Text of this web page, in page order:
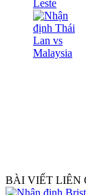
BÀI VIẾT LIÊN